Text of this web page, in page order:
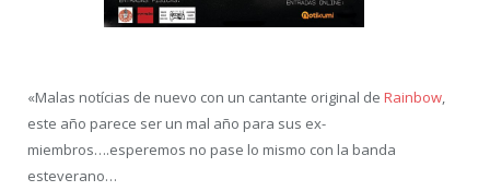
«Malas notícias de nuevo con un cantante original de Rainbow,
este año parece ser un mal año para sus ex-
miembros….esperemos no pase lo mismo con la banda
esteverano…